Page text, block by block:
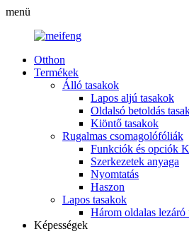
menü
Otthon
Termékek
Álló tasakok
Lapos aljú tasakok
Oldalsó betoldás
Kiöntő tasakok
Rugalmas csomagolófóliák
Funkciók és opciók
Szerkezetek anyaga
Nyomtatás
Haszon
Lapos tasakok
Három oldalas lezáró
Képességek